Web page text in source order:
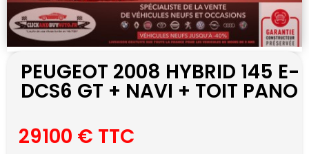
PEUGEOT 2008 HYBRID 145 E-
DCS6 GT + NAVI + TOIT PANO
29100 € TTC